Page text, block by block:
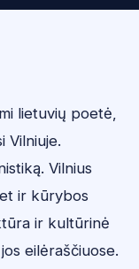
lietuvių poetė,
Vilniuje.
Vilnius
ir kūrybos
ir kultūrinė
eilėraščiuose.